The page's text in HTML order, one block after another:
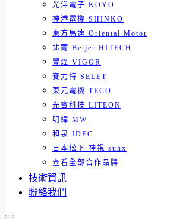
光洋電子 KOYO
神港電機 SHINKO
東方馬達 Oriental Motor
北爾 Beijer HITECH
豐煒 VIGOR
賽力特 SELET
東元電機 TECO
光寶科技 LITEON
明緯 MW
和泉 IDEC
日本松下 神視 sunx
查看全部合作品牌
技術資訊
聯絡我們